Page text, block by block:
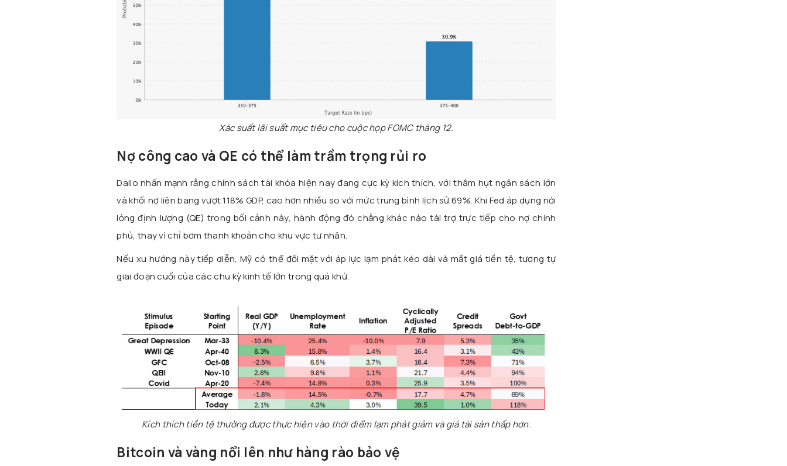
Xác suất lãi suất mục tiêu cho cuộc họp FOMC tháng 12.
Nợ công cao và QE có thể làm trầm trọng rủi ro
Dalio nhấn mạnh rằng chính sách tài khóa hiện nay đang cực kỳ kích thích, với thâm hụt ngân sách lớn
và khối nợ liên bang vượt 118% GDP, cao hơn nhiều so với mức trung bình lịch sử 69%. Khi Fed áp dụng nới
lỏng định lượng (QE) trong bối cảnh này, hành động đó chẳng khác nào tài trợ trực tiếp cho nợ chính
phủ, thay vì chỉ bơm thanh khoản cho khu vực tư nhân.
Nếu xu hướng này tiếp diễn, Mỹ có thể đối mặt với áp lực lạm phát kéo dài và mất giá tiền tệ, tương tự
giai đoạn cuối của các chu kỳ kinh tế lớn trong quá khứ.
Kích thích tiền tệ thường được thực hiện vào thời điểm lạm phát giảm và giá tài sản thấp hơn.
Bitcoin và vàng nổi lên như hàng rào bảo vệ